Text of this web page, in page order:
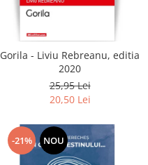
Gorila - Liviu Rebreanu, editia
2020
25,95 Lei
20,50 Lei
-21% NOU